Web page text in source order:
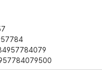
84957784079